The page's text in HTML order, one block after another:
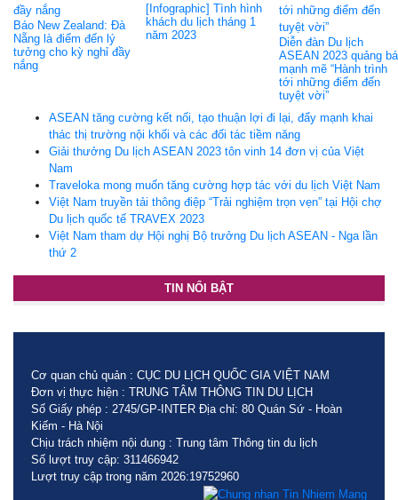
Báo New Zealand: Đà
Nẵng là điểm đến lý
tưởng cho kỳ nghỉ đầy
nắng
[Infographic] Tình hình
khách du lịch tháng 1
năm 2023
Diễn đàn Du lịch
ASEAN 2023 quảng bá
mạnh mẽ “Hành trình
tới những điểm đến
tuyệt vời”
ASEAN tăng cường kết nối, tạo thuận lợi đi lại, đẩy mạnh khai
thác thị trường nội khối và các đối tác tiềm năng
Giải thưởng Du lịch ASEAN 2023 tôn vinh 14 đơn vị của Việt
Nam
Traveloka mong muốn tăng cường hợp tác với du lịch Việt Nam
Việt Nam truyền tải thông điệp “Trải nghiệm trọn vẹn” tại Hội chợ
Du lịch quốc tế TRAVEX 2023
Việt Nam tham dự Hội nghị Bộ trưởng Du lịch ASEAN - Nga lần
thứ 2
TIN NỔI BẬT
Cơ quan chủ quản : CỤC DU LỊCH QUỐC GIA VIỆT NAM
Đơn vị thực hiện : TRUNG TÂM THÔNG TIN DU LỊCH
Số Giấy phép : 2745/GP-INTER Địa chỉ: 80 Quán Sứ - Hoàn
Kiếm - Hà Nội
Chịu trách nhiệm nội dung : Trung tâm Thông tin du lịch
Số lượt truy cập: 311466942
Lượt truy cập trong năm 2026:19752960